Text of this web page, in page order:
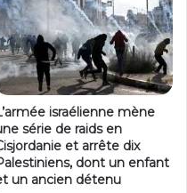
israélienne mène
série de raids en
et arrête dix
dont un enfant
un ancien détenu